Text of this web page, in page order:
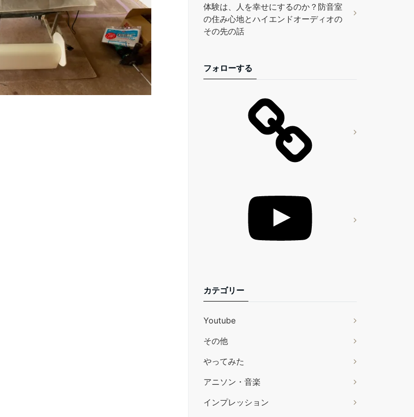
体験は、人を幸せにするのか？防音室
の住み心地とハイエンドオーディオの
その先の話
フォローする
カテゴリー
Youtube
その他
やってみた
アニソン・音楽
インプレッション